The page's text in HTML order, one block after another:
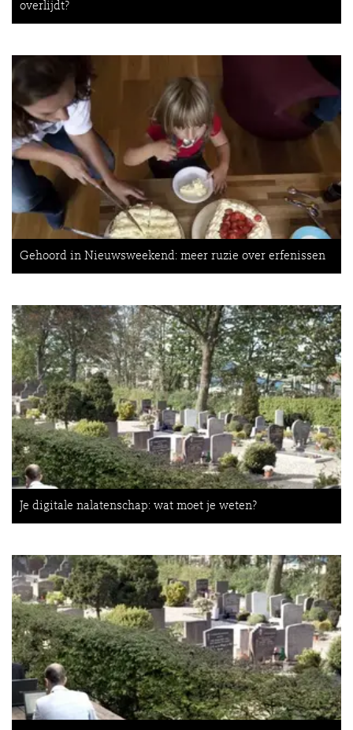
overlijdt?
Gehoord in Nieuwsweekend: meer ruzie over erfenissen
Je digitale nalatenschap: wat moet je weten?